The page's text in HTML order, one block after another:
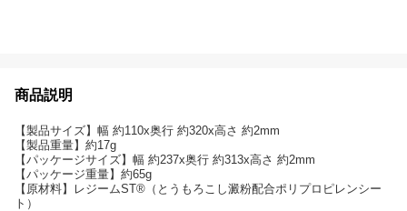
商品説明
【製品サイズ】幅 約110x奥行 約320x高さ 約2mm
【製品重量】約17g
【パッケージサイズ】幅 約237x奥行 約313x高さ 約2mm
【パッケージ重量】約65g
【原材料】レジームST®（とうもろこし澱粉配合ポリプロピレンシー
ト）